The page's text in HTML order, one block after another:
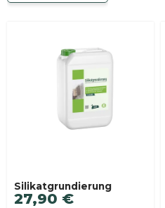
Silikatgrundierung
27,90 €